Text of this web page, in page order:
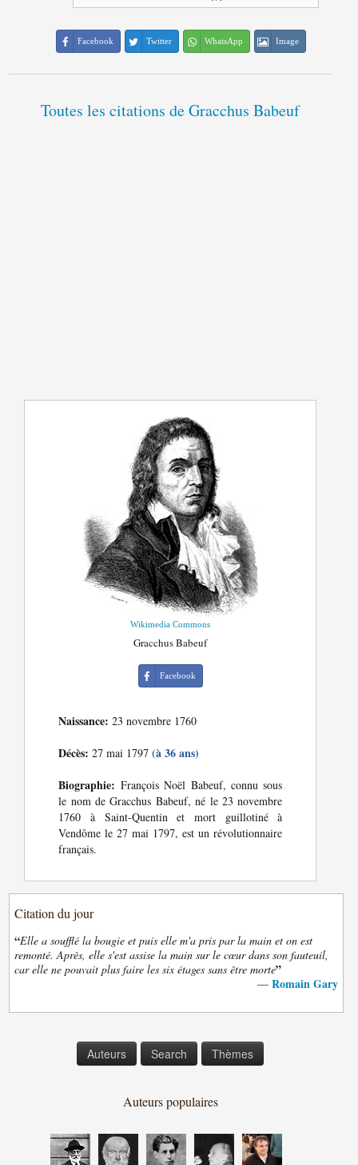
Facebook Twitter WhatsApp Image
Toutes les citations de Gracchus Babeuf
Wikimedia Commons
Gracchus Babeuf
Facebook
Naissance: 23 novembre 1760
Décès: 27 mai 1797(à 36 ans)
Biographie: François Noël Babeuf, connu sous
le nom de Gracchus Babeuf, né le 23 novembre
1760 à Saint-Quentin et mort guillotiné à
Vendôme le 27 mai 1797, est un révolutionnaire
français.
Citation du jour
“Elle a soufflé la bougie et puis elle m'a pris par la main et on est
remonté. Après, elle s'est assise la main sur le cœur dans son fauteuil,
car elle ne pouvait plus faire les six étages sans être morte”
— Romain Gary
Auteurs Search Thèmes
Auteurs populaires